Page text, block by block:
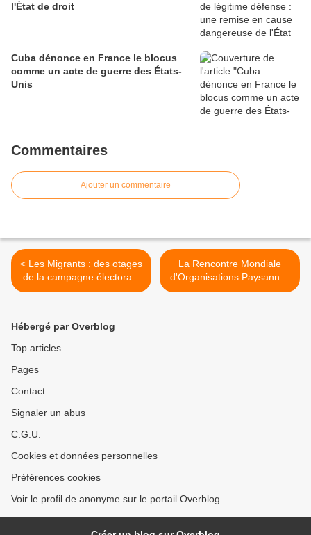
l'État de droit
Cuba dénonce en France le blocus
comme un acte de guerre des États-
Unis
Commentaires
Ajouter un commentaire
< Les Migrants : des otages
de la campagne électorale
de Donald Trump
La Rencontre Mondiale
d'Organisations Paysannes
siège en Colombie >
Hébergé par Overblog
Top articles
Pages
Contact
Signaler un abus
C.G.U.
Cookies et données personnelles
Préférences cookies
Voir le profil de anonyme sur le portail Overblog